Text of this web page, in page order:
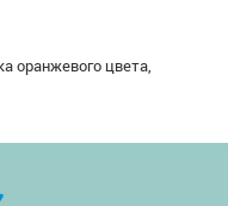
оранжевого цвета,